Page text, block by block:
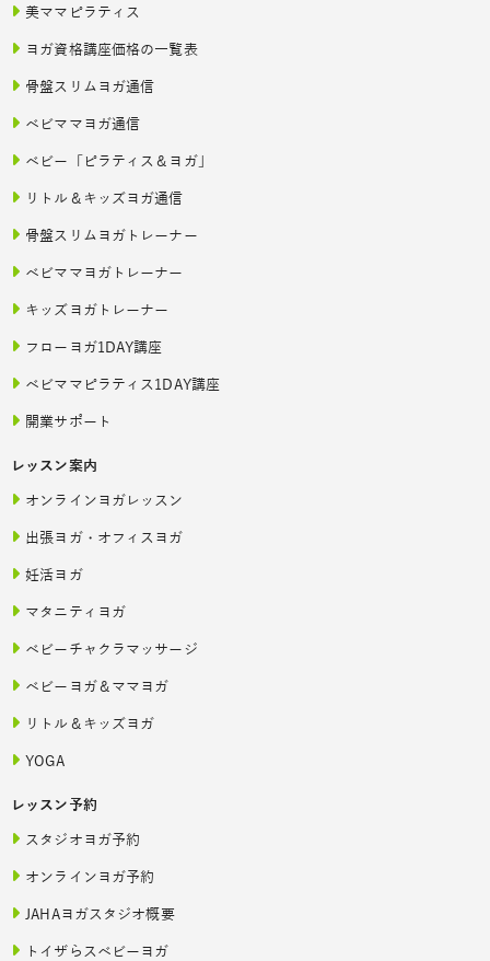
美ママピラティス
ヨガ資格講座価格の一覧表
骨盤スリムヨガ通信
ベビママヨガ通信
ベビー「ピラティス＆ヨガ」
リトル＆キッズヨガ通信
骨盤スリムヨガトレーナー
ベビママヨガトレーナー
キッズヨガトレーナー
フローヨガ1DAY講座
ベビママピラティス1DAY講座
開業サポート
レッスン案内
オンラインヨガレッスン
出張ヨガ・オフィスヨガ
妊活ヨガ
マタニティヨガ
ベビーチャクラマッサージ
ベビーヨガ＆ママヨガ
リトル＆キッズヨガ
YOGA
レッスン予約
スタジオヨガ予約
オンラインヨガ予約
JAHAヨガスタジオ概要
トイザらスベビーヨガ